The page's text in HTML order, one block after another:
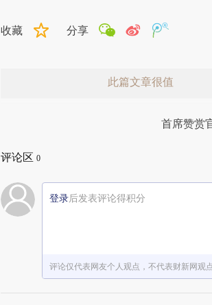
收藏 分享
此篇文章很值
首席赞赏
评论区 0
登录后发表评论得积分
评论仅代表网友个人观点，不代表财新网观